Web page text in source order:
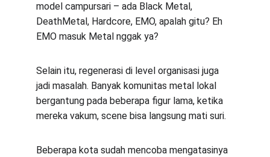
model campursari – ada Black Metal,
DeathMetal, Hardcore, EMO, apalah gitu? Eh
EMO masuk Metal nggak ya?
Selain itu, regenerasi di level organisasi juga
jadi masalah. Banyak komunitas metal lokal
bergantung pada beberapa figur lama, ketika
mereka vakum, scene bisa langsung mati suri.
Beberapa kota sudah mencoba mengatasinya